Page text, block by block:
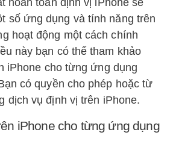
số ứng dụng và tính năng trên
hoạt động một cách chính
này bạn có thể tham khảo
iPhone cho từng ứng dụng
có quyền cho phép hoặc từ
dịch vụ định vị trên iPhone.
iPhone cho từng ứng dụng